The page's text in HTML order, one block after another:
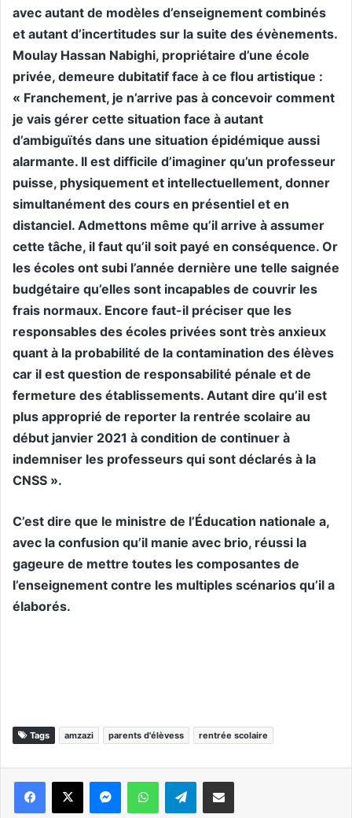
avec autant de modèles d’enseignement combinés
et autant d’incertitudes sur la suite des évènements.
Moulay Hassan Nabighi, propriétaire d’une école
privée, demeure dubitatif face à ce flou artistique :
« Franchement, je n’arrive pas à concevoir comment
je vais gérer cette situation face à autant
d’ambiguïtés dans une situation épidémique aussi
alarmante. Il est difficile d’imaginer qu’un professeur
puisse, physiquement et intellectuellement, donner
simultanément des cours en présentiel et en
distanciel. Admettons même qu’il arrive à assumer
cette tâche, il faut qu’il soit payé en conséquence. Or
les écoles ont subi l’année dernière une telle saignée
budgétaire qu’elles sont incapables de couvrir les
frais normaux. Encore faut-il préciser que les
responsables des écoles privées sont très anxieux
quant à la probabilité de la contamination des élèves
car il est question de responsabilité pénale et de
fermeture des établissements. Autant dire qu’il est
plus approprié de reporter la rentrée scolaire au
début janvier 2021 à condition de continuer à
indemniser les professeurs qui sont déclarés à la
CNSS ».
C’est dire que le ministre de l’Éducation nationale a,
avec la confusion qu’il manie avec brio, réussi la
gageure de mettre toutes les composantes de
l’enseignement contre les multiples scénarios qu’il a
élaborés.
Tags amzazi parents d'élèvess rentrée scolaire
WhatsApp Telegram